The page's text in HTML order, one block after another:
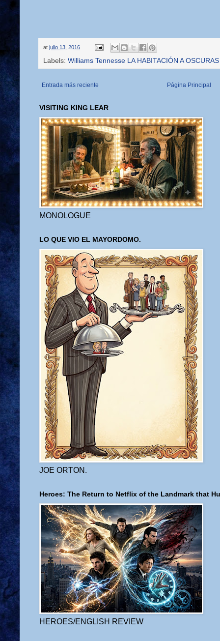
at julio 13, 2016
Labels: Williams Tennesse LA HABITACIÓN A OSCURAS
Entrada más reciente Página Principal
VISITING KING LEAR
MONOLOGUE
LO QUE VIO EL MAYORDOMO.
JOE ORTON.
Heroes: The Return to Netflix of the Landmark that
HEROES/ENGLISH REVIEW